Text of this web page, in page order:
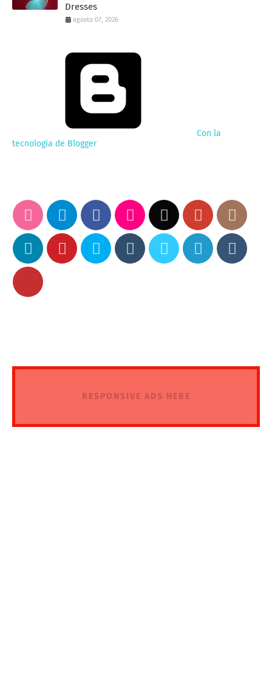
Dresses
agosto 07, 2026
Con la
tecnología de Blogger
RESPONSIVE ADS HERE